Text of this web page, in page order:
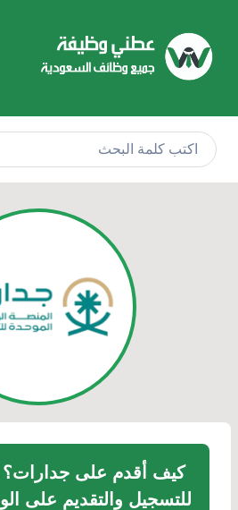
المحتوى
كيف أقدم على جدارات؟
للتسجيل والتقديم على